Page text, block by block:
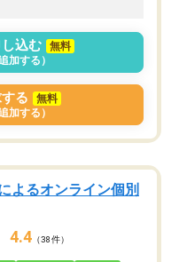
込む
無料
加する）
る
無料
加する）
よるオンライン個別
4.4 （38件）